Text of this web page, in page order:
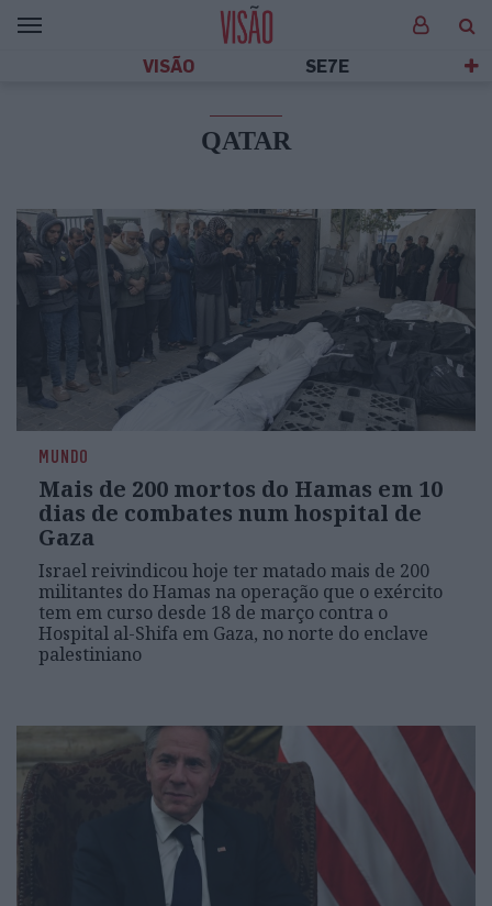
VISÃO SE7E
QATAR
MUNDO
Mais de 200 mortos do Hamas em 10
dias de combates num hospital de
Gaza
Israel reivindicou hoje ter matado mais de 200
militantes do Hamas na operação que o exército
tem em curso desde 18 de março contra o
Hospital al-Shifa em Gaza, no norte do enclave
palestiniano